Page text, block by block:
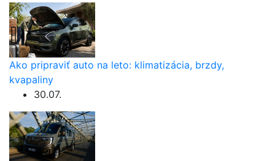
Ako pripraviť auto na leto: klimatizácia, brzdy,
kvapaliny
30.07.